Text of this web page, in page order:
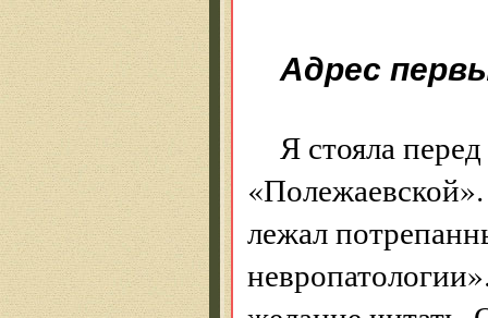
Адрес
Я стояла
лежал